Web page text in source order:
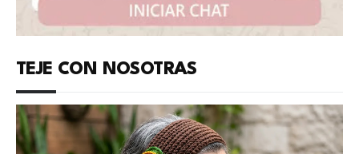
TEJE CON NOSOTRAS